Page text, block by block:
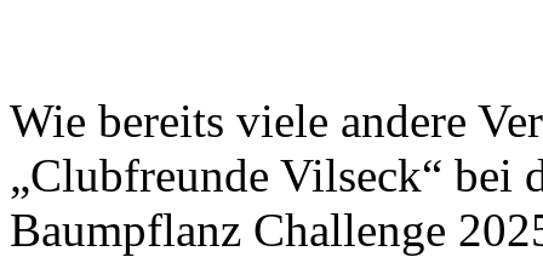
Wie bereits viele andere
„Clubfreunde Vilseck“ bei
Baumpflanz Challenge